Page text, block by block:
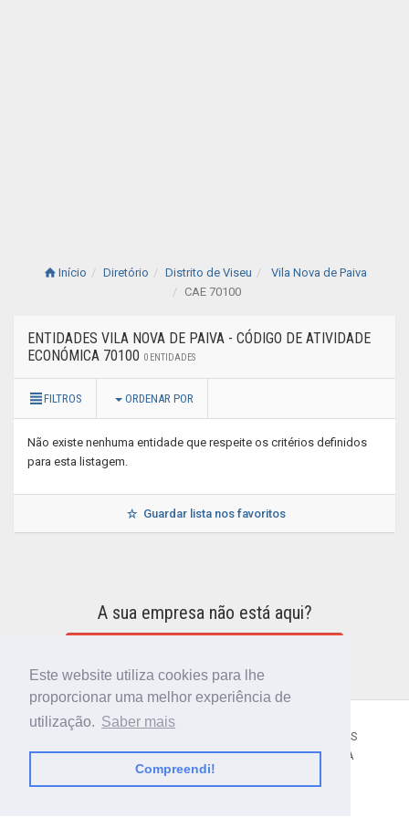
Este website utiliza cookies para lhe
proporcionar uma melhor experiência de
utilização. Saber mais
Compreendi!
Início Diretório Distrito de Viseu
Vila Nova de Paiva
CAE 70100
ENTIDADES VILA NOVA DE PAIVA - CÓDIGO DE ATIVIDADE
ECONÓMICA 70100 0 ENTIDADES
FILTROS ORDENAR POR
Não existe nenhuma entidade que respeite os critérios definidos
para esta listagem.
Guardar lista nos favoritos
A sua empresa não está aqui?
TERMOS E CONDIÇÕES
POLÍTICA DE PRIVACIDADE
CONTACTOS AJUDA